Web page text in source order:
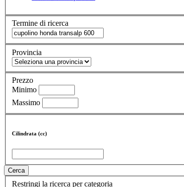
Termine di ricerca
Provincia
Prezzo
Minimo
Massimo
Cilindrata (cc)
Cerca
Restringi la ricerca per categoria